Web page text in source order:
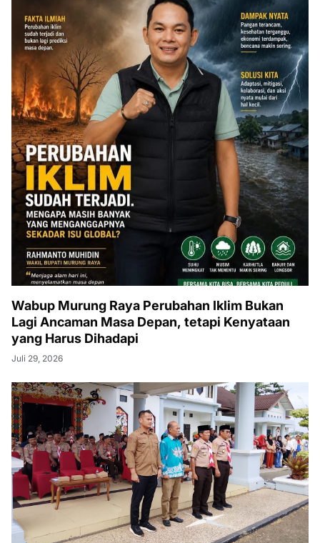
Wabup Murung Raya Perubahan Iklim Bukan
Lagi Ancaman Masa Depan, tetapi Kenyataan
yang Harus Dihadapi
Juli 29, 2026